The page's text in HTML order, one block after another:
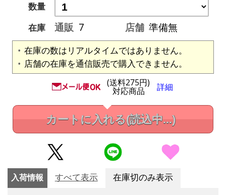
数量
在庫
通販 7 店舗 準備無
在庫の数はリアルタイムではありません。
店舗の在庫を通信販売で購入できません。
(送料275円)
対応商品 詳細
カートに入れる(読込中...)
入荷情報 すべて表示 在庫切のみ表示